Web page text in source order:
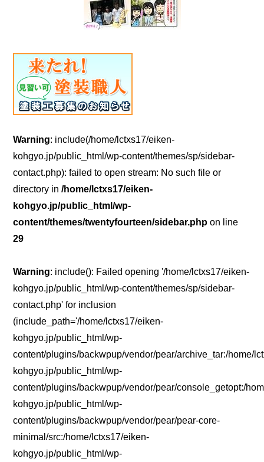
Warning: include(/home/lctxs17/eiken-
kohgyo.jp/public_html/wp-content/themes/sp/sidebar-
contact.php): failed to open stream: No such file or
directory in/home/lctxs17/eiken-
kohgyo.jp/public_html/wp-
content/themes/twentyfourteen/sidebar.php on line
29
Warning: include(): Failed opening '/home/lctxs17/eiken-
kohgyo.jp/public_html/wp-content/themes/sp/sidebar-
contact.php' for inclusion
(include_path='/home/lctxs17/eiken-
kohgyo.jp/public_html/wp-
content/plugins/backwpup/vendor/pear/archive_tar:/home/
kohgyo.jp/public_html/wp-
content/plugins/backwpup/vendor/pear/console_getopt:/
kohgyo.jp/public_html/wp-
content/plugins/backwpup/vendor/pear/pear-core-
minimal/src:/home/lctxs17/eiken-
kohgyo.jp/public_html/wp-